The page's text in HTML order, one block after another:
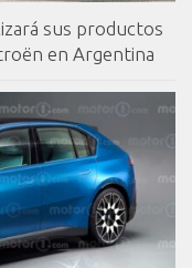
sus productos
en Argentina